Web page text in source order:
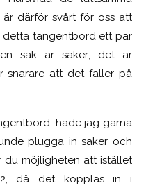
därför svårt för oss att
detta tangentbord ett par
sak är säker; det är
snarare att det faller på
hade jag gärna
plugga in saker och
du möjligheten att istället
då det kopplas in i